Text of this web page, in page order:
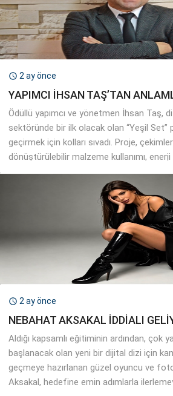
 2 ay önce
YAPIMCI İHSAN TAŞ’TAN
Ödüllü yapımcı ve yönetmen İhsan Taş,
sektöründe bir ilk olacak olan “Yeşil Set”
geçirmek için kolları sıvadı. Proje,
dönüştürülebilir malzeme kullanımı,
 2 ay önce
NEBAHAT AKSAKAL İDDİALI
Aldığı kapsamlı eğitiminin ardından, çok
başlanacak olan yeni bir dijital dizi için
geçmeye hazırlanan güzel oyuncu ve
Aksakal, hedefine emin adımlarla